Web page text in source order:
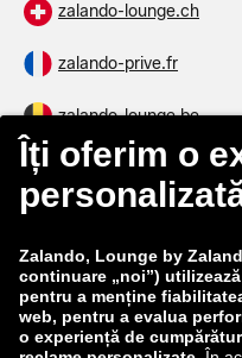
zalando-lounge.ch
zalando-prive.fr
zalando-lounge.be
zalando-lounge.fi
zalando-prive.es
zalando-lounge.lt